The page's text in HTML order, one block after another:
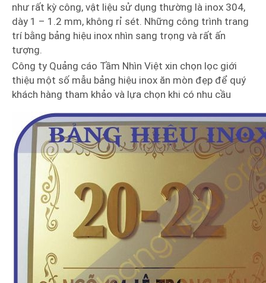
như rất kỳ công, vật liệu sử dụng thường là inox 304,
dày 1 – 1.2 mm, không rỉ sét. Những công trình trang
trí bằng bảng hiệu inox nhìn sang trọng và rất ấn
tượng.
Công ty Quảng cáo Tầm Nhìn Việt xin chọn lọc giới
thiệu một số mẫu bảng hiệu inox ăn mòn đẹp để quý
khách hàng tham khảo và lựa chọn khi có nhu cầu